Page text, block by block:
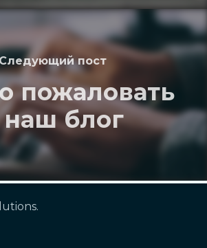
Следующий пост
пожаловать
наш блог